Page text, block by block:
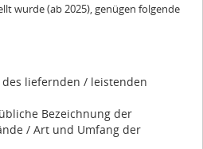
wurde (ab 2025), genügen folgende
liefernden / leistenden
Bezeichnung der
/ Art und Umfang der